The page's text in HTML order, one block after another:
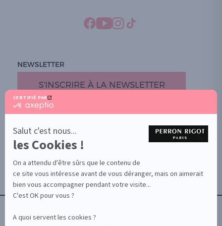
CERTIFIÉ PAR
certifié
En
savoir
plus
sur
Axeptio
Salut c'est nous...
les Cookies !
On a attendu d'être sûrs que le contenu de
ce site vous intéresse avant de vous déranger, mais on aimerait
bien vous accompagner pendant votre visite...
C'est OK pour vous ?
A quoi servent les cookies ?
NEWSLETTER
S'INSCRIRE À LA NEWSLETTER
BOUTIQUE PARTICULIERS
AIDE / FAQ
CONTACT
CGU/CGV